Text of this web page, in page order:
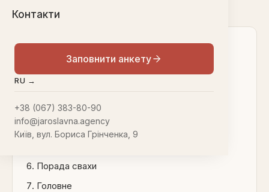
Контакти
Заповнити анкету
RU →
+38 (067) 383-80-90
info@jaroslavna.agency
Київ, вул. Бориса Грінченка, 9
ЗМІСТ
Що НЕ змінюється
У чому ваша перевага після 40
Порада свахи
Головне